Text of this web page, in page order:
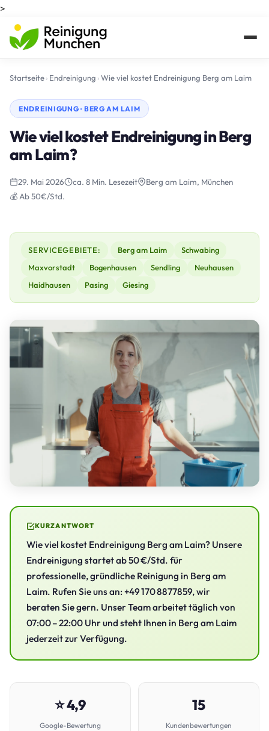
>
Startseite› Endreinigung ›Wie viel kostet Endreinigung Berg am Laim
ENDREINIGUNG · BERG AM LAIM
Wie viel kostet Endreinigung in Berg
am Laim?
29. Mai 2026 ca. 8 Min. Lesezeit
Berg am Laim, München
💰 Ab 50€/Std.
SERVICEGEBIETE: Berg am Laim
Schwabing
Maxvorstadt
Bogenhausen Sendling
Neuhausen
Haidhausen
Pasing Giesing
KURZANTWORT
Wie viel kostet Endreinigung Berg am Laim? Unsere
Endreinigung startet ab 50 €/Std. für
professionelle, gründliche Reinigung in Berg am
Laim. Rufen Sie uns an: +49 170 8877859, wir
beraten Sie gern. Unser Team arbeitet täglich von
07:00 – 22:00 Uhr und steht Ihnen in Berg am Laim
jederzeit zur Verfügung.
⭐ 4,9
Google-Bewertung
15
Kundenbewertungen